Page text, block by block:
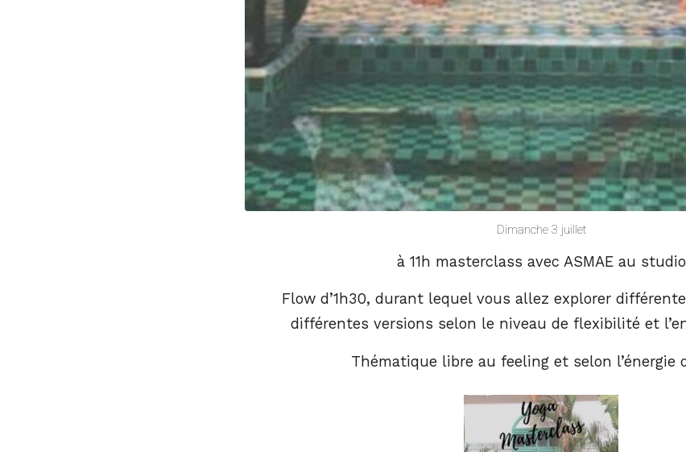
Dimanche 3 juillet
à 11h masterclass avec ASMAE au studio
Flow d’1h30, durant lequel vous allez explorer
différentes versions selon le niveau de flexibilité et
Thématique libre au feeling et selon l’énergie